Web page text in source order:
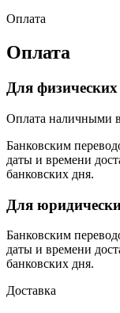
Оплата
Оплата
Для
Оплата наличными
Банковским
даты и времени
банковских дня.
Для
Банковским
даты и времени
банковских дня.
Доставка